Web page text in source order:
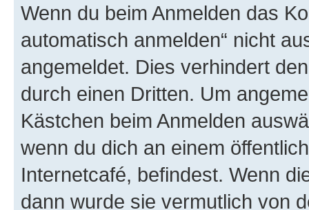
Wenn du beim Anmelden das
automatisch anmelden“ nicht
angemeldet. Dies verhindert
durch einen Dritten. Um
Kästchen beim Anmelden
wenn du dich an einem
Internetcafé, befindest. Wenn
dann wurde sie vermutlich von